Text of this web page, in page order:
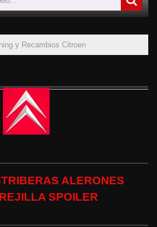
y Recambios Citroen
ALERONES
SPOILER